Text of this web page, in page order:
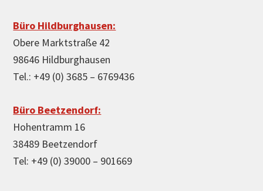
Büro Hildburghausen:
Obere Marktstraße 42
98646 Hildburghausen
Tel.: +49 (0) 3685 – 6769436
Büro Beetzendorf:
Hohentramm 16
38489 Beetzendorf
Tel: +49 (0) 39000 – 901669